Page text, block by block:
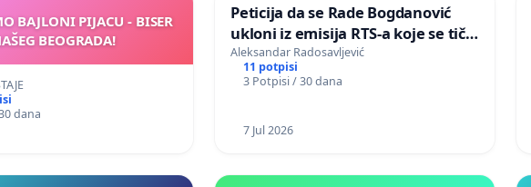
BAJLONI PIJACU - BISER
BEOGRADA!
dana
Peticija da se Rade Bogdanović
ukloni iz emisija RTS-a koje se tiču
svetskog prvenstva i bilo kojih
fudbalskih utakmica ubuduće
Aleksandar Radosavljević
11 potpisi
3 Potpisi / 30 dana
7 Jul 2026